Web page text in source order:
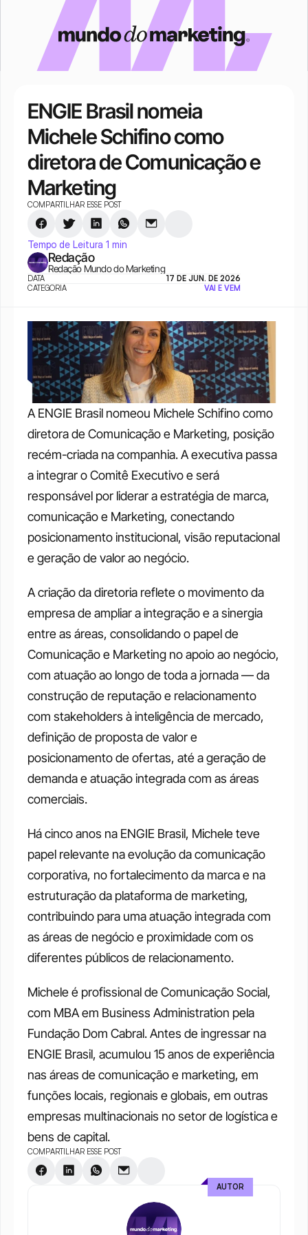
ENGIE Brasil nomeia
Michele Schifino como
diretora de Comunicação e
Marketing
COMPARTILHAR ESSE POST
Tempo de Leitura 1 min
Redação
Redação Mundo do Marketing
DATA
17 DE JUN. DE 2026
CATEGORIA
VAI E VEM
A ENGIE Brasil nomeou Michele Schifino como
diretora de Comunicação e Marketing, posição
recém-criada na companhia. A executiva passa
a integrar o Comitê Executivo e será
responsável por liderar a estratégia de marca,
comunicação e Marketing, conectando
posicionamento institucional, visão reputacional
e geração de valor ao negócio.
A criação da diretoria reflete o movimento da
empresa de ampliar a integração e a sinergia
entre as áreas, consolidando o papel de
Comunicação e Marketing no apoio ao negócio,
com atuação ao longo de toda a jornada — da
construção de reputação e relacionamento
com stakeholders à inteligência de mercado,
definição de proposta de valor e
posicionamento de ofertas, até a geração de
demanda e atuação integrada com as áreas
comerciais.
Há cinco anos na ENGIE Brasil, Michele teve
papel relevante na evolução da comunicação
corporativa, no fortalecimento da marca e na
estruturação da plataforma de marketing,
contribuindo para uma atuação integrada com
as áreas de negócio e proximidade com os
diferentes públicos de relacionamento.
Michele é profissional de Comunicação Social,
com MBA em Business Administration pela
Fundação Dom Cabral. Antes de ingressar na
ENGIE Brasil, acumulou 15 anos de experiência
nas áreas de comunicação e marketing, em
funções locais, regionais e globais, em outras
empresas multinacionais no setor de logística e
bens de capital.
COMPARTILHAR ESSE POST
AUTOR